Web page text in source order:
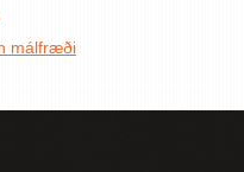
málfræði